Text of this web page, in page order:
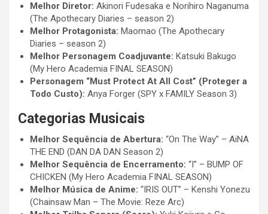
Melhor Diretor: Akinori Fudesaka e Norihiro Naganuma
(The Apothecary Diaries – season 2)
Melhor Protagonista: Maomao (The Apothecary
Diaries – season 2)
Melhor Personagem Coadjuvante: Katsuki Bakugo
(My Hero Academia FINAL SEASON)
Personagem “Must Protect At All Cost” (Proteger a
Todo Custo): Anya Forger (SPY x FAMILY Season 3)
Categorias Musicais
Melhor Sequência de Abertura: “On The Way” – AiNA
THE END (DAN DA DAN Season 2)
Melhor Sequência de Encerramento: “I” – BUMP OF
CHICKEN (My Hero Academia FINAL SEASON)
Melhor Música de Anime: “IRIS OUT” – Kenshi Yonezu
(Chainsaw Man – The Movie: Reze Arc)